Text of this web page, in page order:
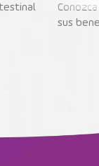
sus